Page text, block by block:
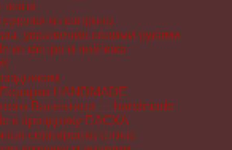
ткани
из капрона
украшения своими руками
из фетра и войлока
HANDMADE
Валентина — handmade
к празднику ПАСХA
сервировка стола